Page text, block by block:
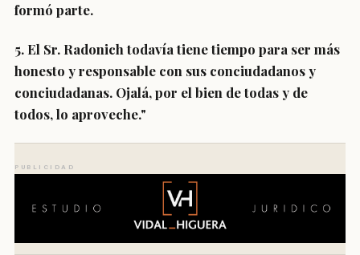
formó parte.
5. El Sr. Radonich todavía tiene tiempo para ser más
honesto y responsable con sus conciudadanos y
conciudadanas. Ojalá, por el bien de todas y de
todos, lo aproveche."
PUBLICIDAD